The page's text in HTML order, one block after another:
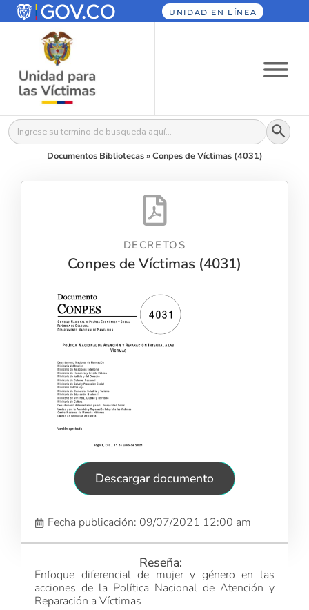
UNIDAD EN LÍNEA
Buscar: Botón
Documentos Bibliotecas»Conpes de Víctimas (4031)
DECRETOS
Conpes de Víctimas (4031)
Descargar documento
Fecha publicación: 09/07/2021 12:00 am
Reseña:
Enfoque diferencial de mujer y género en las
acciones de la Política Nacional de Atención y
Reparación a Víctimas